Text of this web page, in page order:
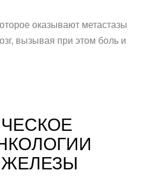
оказывают метастазы
вызывая при этом боль и